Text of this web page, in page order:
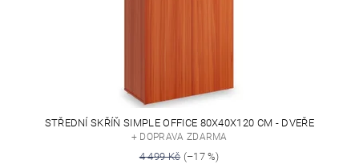
STŘEDNÍ SKŘÍŇ SIMPLE OFFICE 80X40X120 CM - DVEŘE
+ DOPRAVA ZDARMA
4 499 Kč(–17 %)